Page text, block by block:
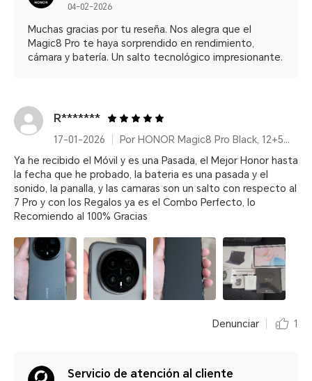
04-02-2026
Muchas gracias por tu reseña. Nos alegra que el
Magic8 Pro te haya sorprendido en rendimiento,
cámara y batería. Un salto tecnológico impresionante.
R*******
17-01-2026
Por HONOR Magic8 Pro Black, 12+512GB, Snapdragon® 8 Elite Gen 5, 200MP, 6270mAh, IP68/IP69/IP69K
Ya he recibido el Móvil y es una Pasada, el Mejor Honor hasta
la fecha que he probado, la bateria es una pasada y el
sonido, la panalla, y las camaras son un salto con respecto al
7 Pro y con los Regalos ya es el Combo Perfecto, lo
Recomiendo al 100% Gracias
Denunciar 1
Servicio de atención al cliente